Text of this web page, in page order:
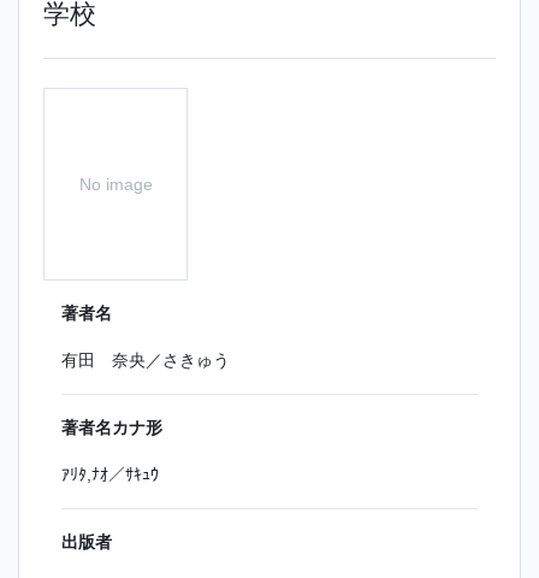
学校
No image
著者名
有田 奈央／さきゅう
著者名カナ形
ｱﾘﾀ,ﾅｵ／ｻｷｭｳ
出版者